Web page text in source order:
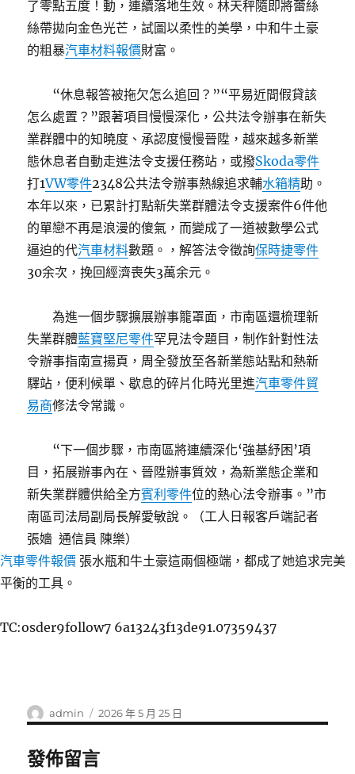
了零點五度！動，連續落地生效。林天秤隨即將蕾絲
絲帶拋向金色光芒，試圖以柔性的美學，中和牛土豪
的粗暴汽車材料報價財富。
“休息報答被拖欠怎么追回？”“平易近間假貸該
怎么處置？”跟著項目慢慢深化，公共法令辦事在新失
業群體中的知曉度、承認度慢慢晉陞，越來越多新業
態休息者自動走進法令支援任務站，或撥Skoda零件
打1VW零件2348公共法令辦事熱線追求輔水箱精助。
本年以來，已累計打點新失業群體法令支援案件6件他
的單戀不再是浪漫的傻氣，而變成了一道被數學公式
逼迫的代汽車材料數題。，解答法令徵詢保時捷零件
30余次，挽回經濟喪失3萬余元。
為進一個步驟擴展辦事籠罩面，市南區還梳理新
失業群體藍寶堅尼零件罕見法令題目，制作針對性法
令辦事指南宣揚頁，周全發放至各新業態站點和熱新
驛站，便利候單、歇息的碎片化時光里進汽車零件貿
易商修法令常識。
“下一個步驟，市南區將連續深化‘強基紓困’項
目，拓展辦事內在、晉陞辦事質效，為新業態企業和
新失業群體供給全方賓利零件位的熱心法令辦事。”市
南區司法局副局長解愛敏說。（工人日報客戶端記者
張嬙 通信員 陳樂）
汽車零件報價 張水瓶和牛土豪這兩個極端，都成了她追求完美
平衡的工具。
TC:osder9follow7 6a13243f13de91.07359437
作
者
admin
發
佈
2026 年 5 月 25 日
發佈留言